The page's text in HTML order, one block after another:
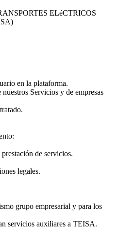
ELéCTRICOS
en la plataforma.
Servicios y de empresas
de servicios.
legales.
grupo empresarial y para los
servicios auxiliares a TEISA.